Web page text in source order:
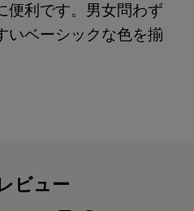
便利です。男女問わず
いベーシックな色を揃
ビュー